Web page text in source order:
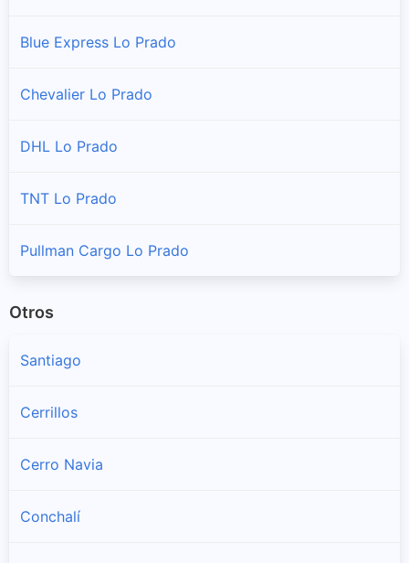
Blue Express Lo Prado
Chevalier Lo Prado
DHL Lo Prado
TNT Lo Prado
Pullman Cargo Lo Prado
Otros
Santiago
Cerrillos
Cerro Navia
Conchalí